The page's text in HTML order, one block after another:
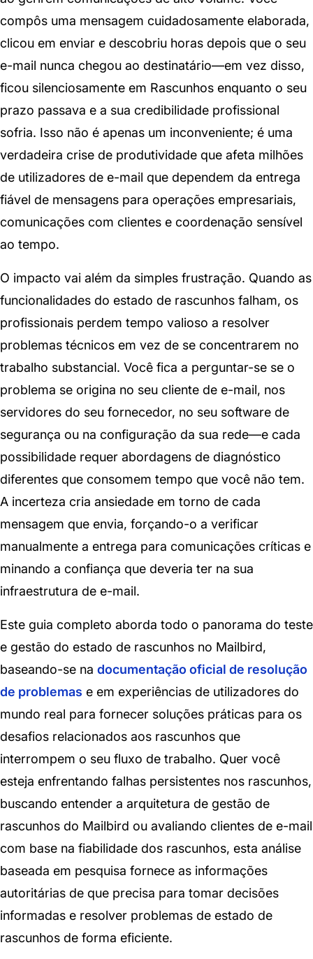
compôs uma mensagem cuidadosamente elaborada,
clicou em enviar e descobriu horas depois que o seu
e-mail nunca chegou ao destinatário—em vez disso,
ficou silenciosamente em Rascunhos enquanto o seu
prazo passava e a sua credibilidade profissional
sofria. Isso não é apenas um inconveniente; é uma
verdadeira crise de produtividade que afeta milhões
de utilizadores de e-mail que dependem da entrega
fiável de mensagens para operações empresariais,
comunicações com clientes e coordenação sensível
ao tempo.
O impacto vai além da simples frustração. Quando as
funcionalidades do estado de rascunhos falham, os
profissionais perdem tempo valioso a resolver
problemas técnicos em vez de se concentrarem no
trabalho substancial. Você fica a perguntar-se se o
problema se origina no seu cliente de e-mail, nos
servidores do seu fornecedor, no seu software de
segurança ou na configuração da sua rede—e cada
possibilidade requer abordagens de diagnóstico
diferentes que consomem tempo que você não tem.
A incerteza cria ansiedade em torno de cada
mensagem que envia, forçando-o a verificar
manualmente a entrega para comunicações críticas e
minando a confiança que deveria ter na sua
infraestrutura de e-mail.
Este guia completo aborda todo o panorama do teste
e gestão do estado de rascunhos no Mailbird,
baseando-se na documentação oficial de resolução
de problemas e em experiências de utilizadores do
mundo real para fornecer soluções práticas para os
desafios relacionados aos rascunhos que
interrompem o seu fluxo de trabalho. Quer você
esteja enfrentando falhas persistentes nos rascunhos,
buscando entender a arquitetura de gestão de
rascunhos do Mailbird ou avaliando clientes de e-mail
com base na fiabilidade dos rascunhos, esta análise
baseada em pesquisa fornece as informações
autoritárias de que precisa para tomar decisões
informadas e resolver problemas de estado de
rascunhos de forma eficiente.